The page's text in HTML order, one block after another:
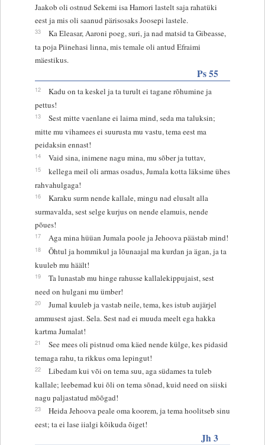
Jaakob oli ostnud Sekemi isa Hamori lastelt saja rahatüki
eest ja mis oli saanud pärisosaks Joosepi lastele.
33
Ka Eleasar, Aaroni poeg, suri, ja nad matsid ta Gibeasse,
ta poja Piinehasi linna, mis temale oli antud Efraimi
mäestikus.
Ps 55
12
Kadu on ta keskel ja ta turult ei tagane rõhumine ja
pettus!
13
Sest mitte vaenlane ei laima mind, seda ma taluksin;
mitte mu vihamees ei suurusta mu vastu, tema eest ma
peidaksin ennast!
14 Vaid sina, inimene nagu mina, mu sõber ja tuttav,
15
kellega meil oli armas osadus, Jumala kotta läksime ühes
rahvahulgaga!
16
Karaku surm nende kallale, mingu nad elusalt alla
surmavalda, sest selge kurjus on nende elamuis, nende
põues!
17 Aga mina hüüan Jumala poole ja Jehoova päästab mind!
18
Õhtul ja hommikul ja lõunaajal ma kurdan ja ägan, ja ta
kuuleb mu häält!
19
Ta lunastab mu hinge rahusse kallalekippujaist, sest
need on hulgani mu ümber!
20
Jumal kuuleb ja vastab neile, tema, kes istub aujärjel
ammusest ajast. Sela. Sest nad ei muuda meelt ega hakka
kartma Jumalat!
21
See mees oli pistnud oma käed nende külge, kes pidasid
temaga rahu, ta rikkus oma lepingut!
22
Libedam kui või on tema suu, aga südames ta tuleb
kallale; leebemad kui õli on tema sõnad, kuid need on siiski
nagu paljastatud mõõgad!
23
Heida Jehoova peale oma koorem, ja tema hoolitseb sinu
eest; ta ei lase iialgi kõikuda õiget!
Jh 3